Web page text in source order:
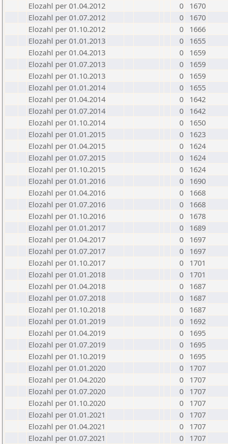
Elozahl per 01.04.2012
0
1670
Elozahl per 01.07.2012
0
1670
Elozahl per 01.10.2012
0
1666
Elozahl per 01.01.2013
0
1655
Elozahl per 01.04.2013
0
1659
Elozahl per 01.07.2013
0
1659
Elozahl per 01.10.2013
0
1659
Elozahl per 01.01.2014
0
1655
Elozahl per 01.04.2014
0
1642
Elozahl per 01.07.2014
0
1642
Elozahl per 01.10.2014
0
1650
Elozahl per 01.01.2015
0
1623
Elozahl per 01.04.2015
0
1624
Elozahl per 01.07.2015
0
1624
Elozahl per 01.10.2015
0
1624
Elozahl per 01.01.2016
0
1690
Elozahl per 01.04.2016
0
1668
Elozahl per 01.07.2016
0
1668
Elozahl per 01.10.2016
0
1678
Elozahl per 01.01.2017
0
1689
Elozahl per 01.04.2017
0
1697
Elozahl per 01.07.2017
0
1697
Elozahl per 01.10.2017
0
1701
Elozahl per 01.01.2018
0
1701
Elozahl per 01.04.2018
0
1687
Elozahl per 01.07.2018
0
1687
Elozahl per 01.10.2018
0
1687
Elozahl per 01.01.2019
0
1692
Elozahl per 01.04.2019
0
1695
Elozahl per 01.07.2019
0
1695
Elozahl per 01.10.2019
0
1695
Elozahl per 01.01.2020
0
1707
Elozahl per 01.04.2020
0
1707
Elozahl per 01.07.2020
0
1707
Elozahl per 01.10.2020
0
1707
Elozahl per 01.01.2021
0
1707
Elozahl per 01.04.2021
0
1707
Elozahl per 01.07.2021
0
1707